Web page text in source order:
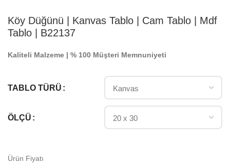
Köy Düğünü | Kanvas Tablo | Cam Tablo | Mdf
Tablo | B22137
Kaliteli Malzeme | % 100 Müşteri Memnuniyeti
TABLO TÜRÜ
ÖLÇÜ
Ürün Fiyatı